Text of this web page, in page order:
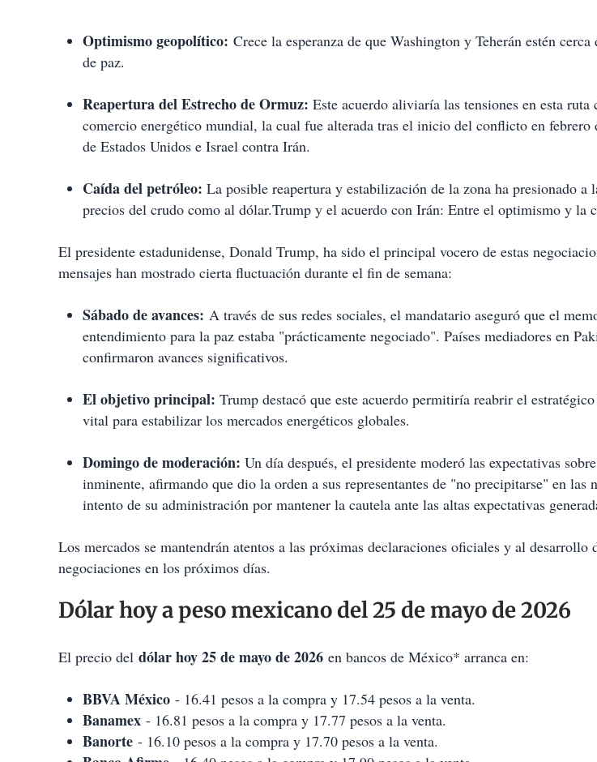
Optimismo geopolítico: Crece la esperanza de que Washington y Teherán estén
de paz.
Reapertura del Estrecho de Ormuz: Este acuerdo aliviaría las tensiones en esta ruta
comercio energético mundial, la cual fue alterada tras el inicio del conflicto en febrero
de Estados Unidos e Israel contra Irán.
Caída del petróleo: La posible reapertura y estabilización de la zona ha presionado a
precios del crudo como al dólar.Trump y el acuerdo con Irán: Entre el optimismo y la
El presidente estadunidense, Donald Trump, ha sido el principal vocero de estas
mensajes han mostrado cierta fluctuación durante el fin de semana:
Sábado de avances: A través de sus redes sociales, el mandatario aseguró que el
entendimiento para la paz estaba "prácticamente negociado". Países mediadores en
confirmaron avances significativos.
El objetivo principal: Trump destacó que este acuerdo permitiría reabrir el
vital para estabilizar los mercados energéticos globales.
Domingo de moderación: Un día después, el presidente moderó las expectativas
inminente, afirmando que dio la orden a sus representantes de "no precipitarse" en las
intento de su administración por mantener la cautela ante las altas expectativas
Los mercados se mantendrán atentos a las próximas declaraciones oficiales y al desarrollo
negociaciones en los próximos días.
Dólar hoy a peso mexicano del 25 de mayo de 2026
El precio del dólar hoy 25 de mayo de 2026 en bancos de México* arranca en:
BBVA México - 16.41 pesos a la compra y 17.54 pesos a la venta.
Banamex - 16.81 pesos a la compra y 17.77 pesos a la venta.
Banorte - 16.10 pesos a la compra y 17.70 pesos a la venta.